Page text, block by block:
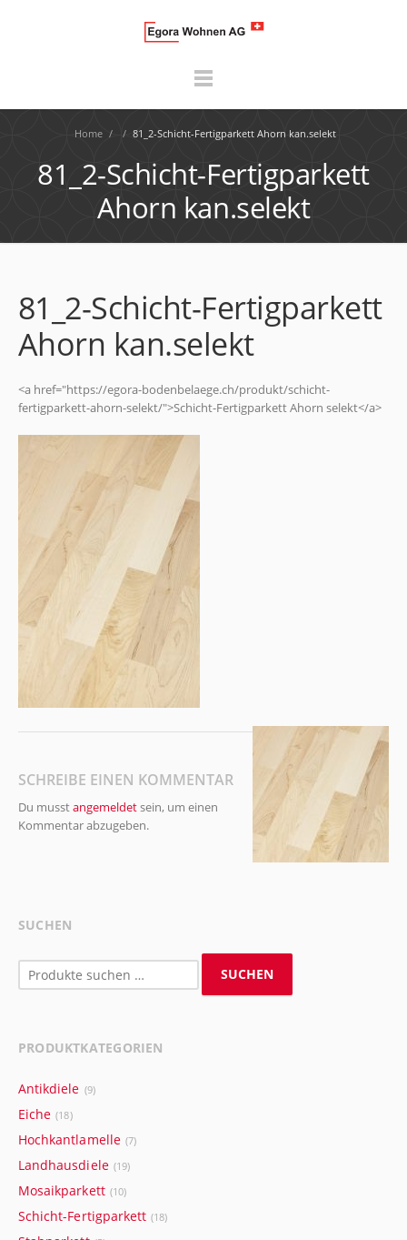
Home / / 81_2-Schicht-Fertigparkett Ahorn kan.selekt
81_2-Schicht-Fertigparkett
Ahorn kan.selekt
81_2-Schicht-Fertigparkett
Ahorn kan.selekt
<a href="https://egora-bodenbelaege.ch/produkt/schicht-
fertigparkett-ahorn-selekt/">Schicht-Fertigparkett Ahorn selekt</a>
SCHREIBE EINEN KOMMENTAR
Du musstangemeldetsein, um einen
Kommentar abzugeben.
SUCHEN
Suchen
nach:
SUCHEN
PRODUKTKATEGORIEN
Antikdiele (9)
Eiche (18)
Hochkantlamelle (7)
Landhausdiele (19)
Mosaikparkett (10)
Schicht-Fertigparkett (18)